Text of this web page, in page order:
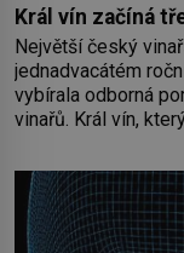
Král vín začíná
Největší český
jednadvacátém
vybírala odborná
vinařů. Král vín,